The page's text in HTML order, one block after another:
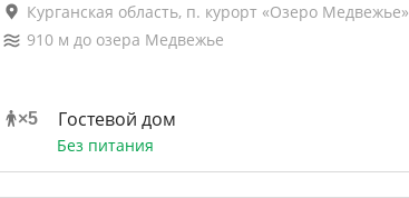
Курганская область, п. курорт «Озеро Медвежье»
910м до озера Медвежье
×5 Гостевой дом
Без питания